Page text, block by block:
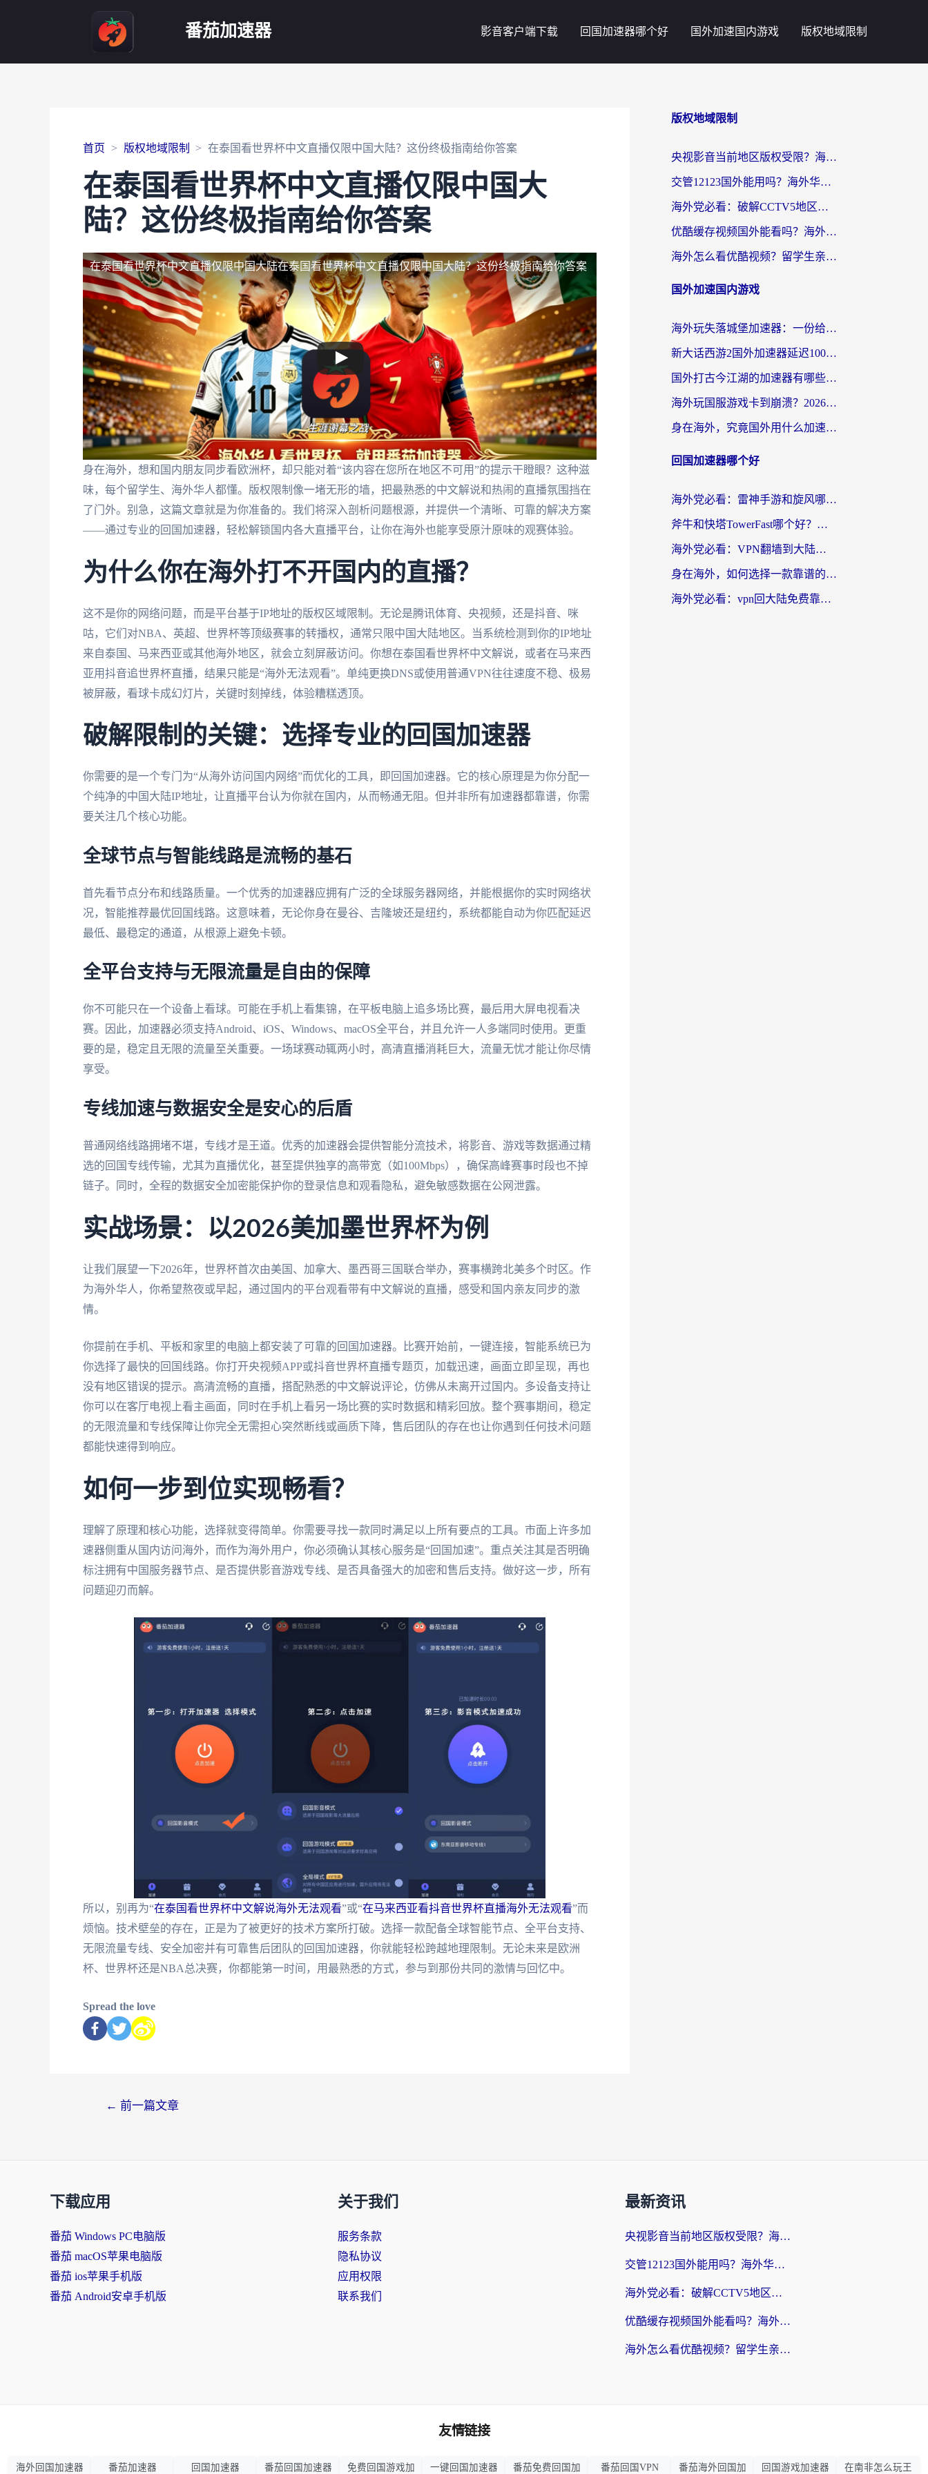
番茄加速器 影音客户端下载 回国加速器哪个好 国外加速国内游戏 版权地域限制
首页 版权地域限制 在泰国看世界杯中文直播仅限中国大陆？这份终极指南给你答案
在泰国看世界杯中文直播仅限中国大
陆？这份终极指南给你答案
在泰国看世界杯中文直播仅限中国大陆在泰国看世界杯中文直播仅限中国大陆？这份终极指南给你答案
身在海外，想和国内朋友同步看欧洲杯，却只能对着“该内容在您所在地区不可用”的提示干瞪眼？这种滋
味，每个留学生、海外华人都懂。版权限制像一堵无形的墙，把最熟悉的中文解说和热闹的直播氛围挡在
了门外。别急，这篇文章就是为你准备的。我们将深入剖析问题根源，并提供一个清晰、可靠的解决方案
——通过专业的回国加速器，轻松解锁国内各大直播平台，让你在海外也能享受原汁原味的观赛体验。
为什么你在海外打不开国内的直播？
这不是你的网络问题，而是平台基于IP地址的版权区域限制。无论是腾讯体育、央视频，还是抖音、咪
咕，它们对NBA、英超、世界杯等顶级赛事的转播权，通常只限中国大陆地区。当系统检测到你的IP地址
来自泰国、马来西亚或其他海外地区，就会立刻屏蔽访问。你想在泰国看世界杯中文解说，或者在马来西
亚用抖音追世界杯直播，结果只能是“海外无法观看”。单纯更换DNS或使用普通VPN往往速度不稳、极易
被屏蔽，看球卡成幻灯片，关键时刻掉线，体验糟糕透顶。
破解限制的关键：选择专业的回国加速器
你需要的是一个专门为“从海外访问国内网络”而优化的工具，即回国加速器。它的核心原理是为你分配一
个纯净的中国大陆IP地址，让直播平台认为你就在国内，从而畅通无阻。但并非所有加速器都靠谱，你需
要关注几个核心功能。
全球节点与智能线路是流畅的基石
首先看节点分布和线路质量。一个优秀的加速器应拥有广泛的全球服务器网络，并能根据你的实时网络状
况，智能推荐最优回国线路。这意味着，无论你身在曼谷、吉隆坡还是纽约，系统都能自动为你匹配延迟
最低、最稳定的通道，从根源上避免卡顿。
全平台支持与无限流量是自由的保障
你不可能只在一个设备上看球。可能在手机上看集锦，在平板电脑上追多场比赛，最后用大屏电视看决
赛。因此，加速器必须支持Android、iOS、Windows、macOS全平台，并且允许一人多端同时使用。更重
要的是，稳定且无限的流量至关重要。一场球赛动辄两小时，高清直播消耗巨大，流量无忧才能让你尽情
享受。
专线加速与数据安全是安心的后盾
普通网络线路拥堵不堪，专线才是王道。优秀的加速器会提供智能分流技术，将影音、游戏等数据通过精
选的回国专线传输，尤其为直播优化，甚至提供独享的高带宽（如100Mbps），确保高峰赛事时段也不掉
链子。同时，全程的数据安全加密能保护你的登录信息和观看隐私，避免敏感数据在公网泄露。
实战场景：以2026美加墨世界杯为例
让我们展望一下2026年，世界杯首次由美国、加拿大、墨西哥三国联合举办，赛事横跨北美多个时区。作
为海外华人，你希望熬夜或早起，通过国内的平台观看带有中文解说的直播，感受和国内亲友同步的激
情。
你提前在手机、平板和家里的电脑上都安装了可靠的回国加速器。比赛开始前，一键连接，智能系统已为
你选择了最快的回国线路。你打开央视频APP或抖音世界杯直播专题页，加载迅速，画面立即呈现，再也
没有地区错误的提示。高清流畅的直播，搭配熟悉的中文解说评论，仿佛从未离开过国内。多设备支持让
你可以在客厅电视上看主画面，同时在手机上看另一场比赛的实时数据和精彩回放。整个赛事期间，稳定
的无限流量和专线保障让你完全无需担心突然断线或画质下降，售后团队的存在也让你遇到任何技术问题
都能快速得到响应。
如何一步到位实现畅看？
理解了原理和核心功能，选择就变得简单。你需要寻找一款同时满足以上所有要点的工具。市面上许多加
速器侧重从国内访问海外，而作为海外用户，你必须确认其核心服务是“回国加速”。重点关注其是否明确
标注拥有中国服务器节点、是否提供影音游戏专线、是否具备强大的加密和售后支持。做好这一步，所有
问题迎刃而解。
所以，别再为“在泰国看世界杯中文解说海外无法观看”或“在马来西亚看抖音世界杯直播海外无法观看”而
烦恼。技术壁垒的存在，正是为了被更好的技术方案所打破。选择一款配备全球智能节点、全平台支持、
无限流量专线、安全加密并有可靠售后团队的回国加速器，你就能轻松跨越地理限制。无论未来是欧洲
杯、世界杯还是NBA总决赛，你都能第一时间，用最熟悉的方式，参与到那份共同的激情与回忆中。
Spread the love
← 前一篇文章
版权地域限制
央视影音当前地区版权受限？海外党追剧看片的终极解决方案来了
交管12123国外能用吗？海外华人亲测有效的回国加速器选择指南
海外党必看：破解CCTV5地区限制，这样看欧洲杯奥运直播才够爽！
优酷缓存视频国外能看吗？海外党追剧看片的终极解决方案来了
海外怎么看优酷视频？留学生亲测有效的回国加速器选择指南
国外加速国内游戏
海外玩失落城堡加速器：一份给漂泊玩家的网络自救指南
新大话西游2国外加速器延迟100以下怎么办？海外党实测有效的低延迟指南
国外打古今江湖的加速器有哪些游戏？一个海外玩家的终极选择指南
海外玩国服游戏卡到崩溃？2026加速器免费推荐+实用指南（亲测有效）
身在海外，究竟国外用什么加速器打wow好？
回国加速器哪个好
海外党必看：雷神手游和旋风哪个好？3分钟选对回国加速器，无缝刷国内剧玩游戏
斧牛和快塔TowerFast哪个好？海外党如何选对回国加速器
海外党必看：VPN翻墙到大陆的实用指南——从看CCTV5到选加速器，一篇全搞定
身在海外，如何选择一款靠谱的加速国内网络的加速器？
海外党必看：vpn回大陆免费靠谱吗？3步选对加速器实现无缝刷国内资源
下载应用
番茄 Windows PC电脑版
番茄 macOS苹果电脑版
番茄 ios苹果手机版
番茄 Android安卓手机版
关于我们
服务条款
隐私协议
应用权限
联系我们
最新资讯
央视影音当前地区版权受限？海外党追剧看片的终极解决方案来了
交管12123国外能用吗？海外华人亲测有效的回国加速器选择指南
海外党必看：破解CCTV5地区限制，这样看欧洲杯奥运直播才够爽！
优酷缓存视频国外能看吗？海外党追剧看片的终极解决方案来了
海外怎么看优酷视频？留学生亲测有效的回国加速器选择指南
友情链接
海外回国加速器 番茄加速器 回国加速器 番茄回国加速器 免费回国游戏加 一键回国加速器 番茄免费回国加 番茄回国VPN 番茄海外回国加 回国游戏加速器 在南非怎么玩王